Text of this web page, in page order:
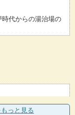
代からの湯治場の
軒宿が湯元。のど
っと見る